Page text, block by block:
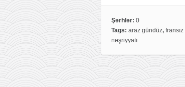
e
b
o
o
t
r
e
Şərhlər: 0
Tags: araz gündüz,
nəşriyyatı